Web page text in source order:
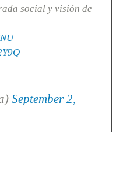
social y visión de
September 2,